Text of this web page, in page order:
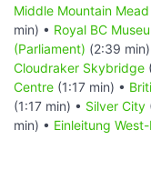
Middle Mountain Mead
min) • Royal BC
(Parliament) (2:39 min)
Cloudraker Skybridge
Centre (1:17 min) •
(1:17 min) • Silver City
min) • Einleitung